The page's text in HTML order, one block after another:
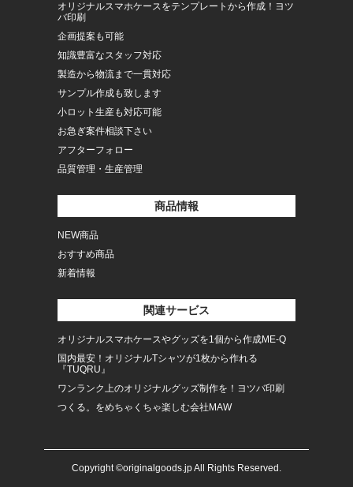
オリジナルスマホケースをテンプレートから作成！ヨツ
バ印刷
企画提案も可能
知識豊富なスタッフ対応
製造から物流まで一貫対応
サンプル作成も致します
小ロット生産も対応可能
お急ぎ案件相談下さい
アフターフォロー
品質管理・生産管理
商品情報
NEW商品
おすすめ商品
新着情報
関連サービス
オリジナルスマホケースやグッズを1個から作成ME-Q
国内最安！オリジナルTシャツが1枚から作れる
『TUQRU』
ワンランク上のオリジナルグッズ制作を！ヨツバ印刷
つくる。をめちゃくちゃ楽しむ会社MAW
Copyright ©originalgoods.jp All Rights Reserved.